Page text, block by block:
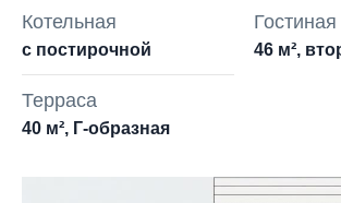
Котельная
с постирочной
Гостиная
46 м²,
Терраса
40 м², Г-образная